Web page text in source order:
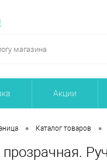
Акции
• Каталог товаров •